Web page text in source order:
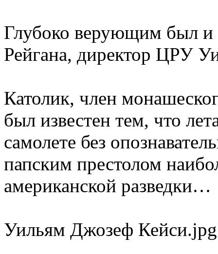
Глубоко верующим был
Рейгана, директор ЦРУ
Католик, член
был известен тем, что
самолете без
папским престолом
американской разведки…
Уильям Джозеф Кейси.jpg